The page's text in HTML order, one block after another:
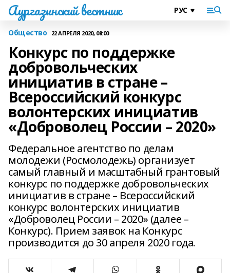
Аургазинский вестник
Общество 22 АПРЕЛЯ 2020, 08:00
Конкурс по поддержке
добровольческих
инициатив в стране –
Всероссийский конкурс
волонтерских инициатив
«Доброволец России – 2020»
Федеральное агентство по делам
молодежи (Росмолодежь) организует
самый главный и масштабный грантовый
конкурс по поддержке добровольческих
инициатив в стране – Всероссийский
конкурс волонтерских инициатив
«Доброволец России – 2020» (далее –
Конкурс). Прием заявок на Конкурс
производится до 30 апреля 2020 года.